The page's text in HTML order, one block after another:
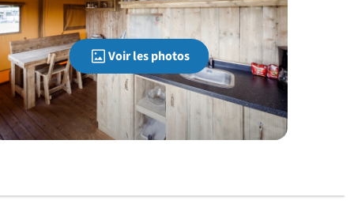
Voir les photos